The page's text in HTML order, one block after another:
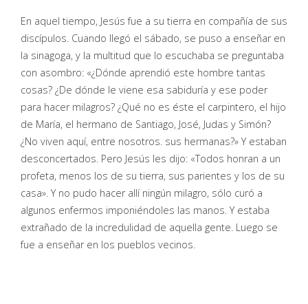
En aquel tiempo, Jesús fue a su tierra en compañía de sus
discípulos. Cuando llegó el sábado, se puso a enseñar en
la sinagoga, y la multitud que lo escuchaba se preguntaba
con asombro: «¿Dónde aprendió este hombre tantas
cosas? ¿De dónde le viene esa sabiduría y ese poder
para hacer milagros? ¿Qué no es éste el carpintero, el hijo
de María, el hermano de Santiago, José, Judas y Simón?
¿No viven aquí, entre nosotros. sus hermanas?» Y estaban
desconcertados. Pero Jesús les dijo: «Todos honran a un
profeta, menos los de su tierra, sus parientes y los de su
casa». Y no pudo hacer allí ningún milagro, sólo curó a
algunos enfermos imponiéndoles las manos. Y estaba
extrañado de la incredulidad de aquella gente. Luego se
fue a enseñar en los pueblos vecinos.